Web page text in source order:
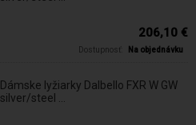
206,10 €
Dostupnosť: Na objednávku
Dámske lyžiarky Dalbello FXR W GW
silver/steel ...